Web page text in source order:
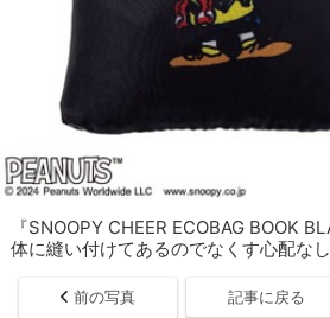
『SNOOPY CHEER ECOBAG BOOK
体に縫い付けてあるのでなくす心配なし
前の写真 記事に戻る